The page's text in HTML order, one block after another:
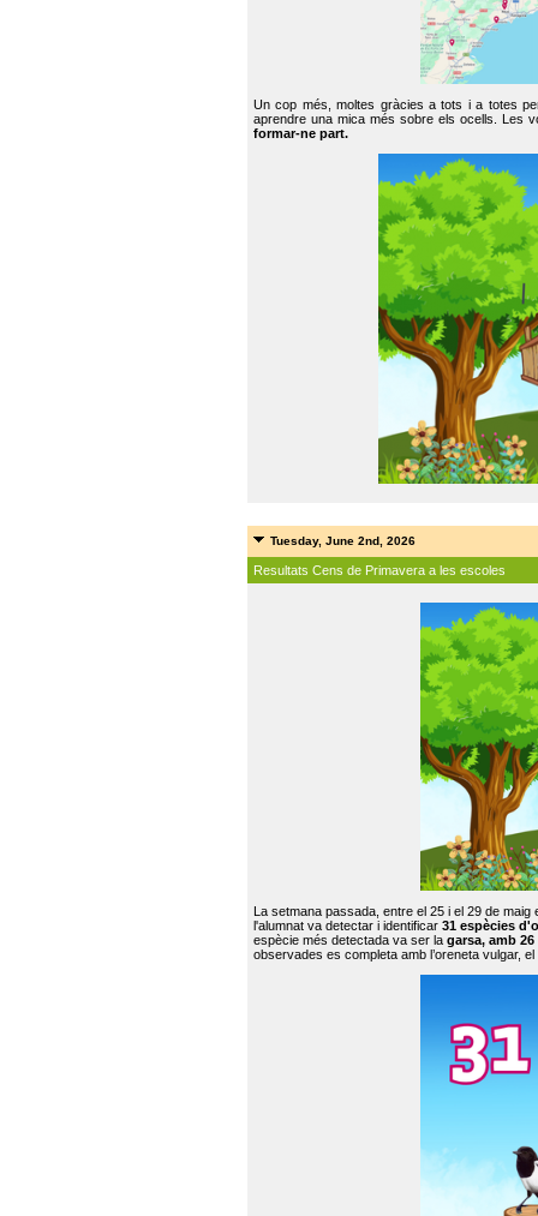
Un cop més, moltes gràcies a tots i a totes
aprendre una mica més sobre els ocells. Les
formar-ne part.
Tuesday, June 2nd, 2026
Resultats Cens de Primavera a les escoles
La setmana passada, entre el 25 i el 29 de
l'alumnat va detectar i identificar 31 espècies
espècie més detectada va ser la garsa, amb
observades es completa amb l’oreneta vulgar,